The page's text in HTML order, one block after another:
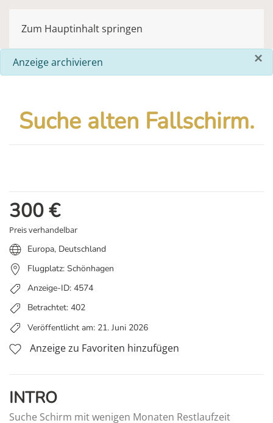
Zum Hauptinhalt springen
×
info
Anzeige archivieren
Suche alten Fallschirm.
300€
Preis verhandelbar
Europa, Deutschland
Flugplatz: Schönhagen
Anzeige-ID: 4574
Betrachtet: 402
Veröffentlicht am: 21. Juni 2026
Anzeige zu Favoriten hinzufügen
INTRO
Suche Schirm mit wenigen Monaten Restlaufzeit